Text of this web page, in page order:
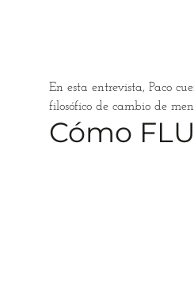
En esta entrevista, Paco
filosófico de cambio de
Cómo